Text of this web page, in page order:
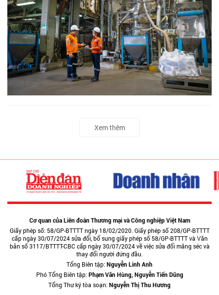
Xem thêm
Cơ quan của Liên đoàn Thương mại và Công nghiệp Việt Nam
Giấy phép số: 58/GP-BTTTT ngày 18/02/2020. Giấy phép số 208/GP-BTTTT
cấp ngày 30/07/2024 sửa đổi, bổ sung giấy phép số 58/GP-BTTTT và Văn
bản số 3117/BTTTT-CBC cấp ngày 30/07/2024 về việc sửa đổi măng séc và
thay đổi người đứng đầu.
Tổng Biên tập:Nguyễn Linh Anh
Phó Tổng Biên tập:Phạm Văn Hùng, Nguyễn Tiến Dũng
Tổng Thư ký tòa soạn:Nguyễn Thị Thu Hương